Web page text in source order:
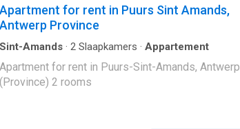
Apartment for rent in Puurs Sint Amands,
Antwerp Province
Sint-Amands · 2 Slaapkamers · Appartement
Apartment for rent in Puurs-Sint-Amands, Antwerp
(Province) 2 rooms